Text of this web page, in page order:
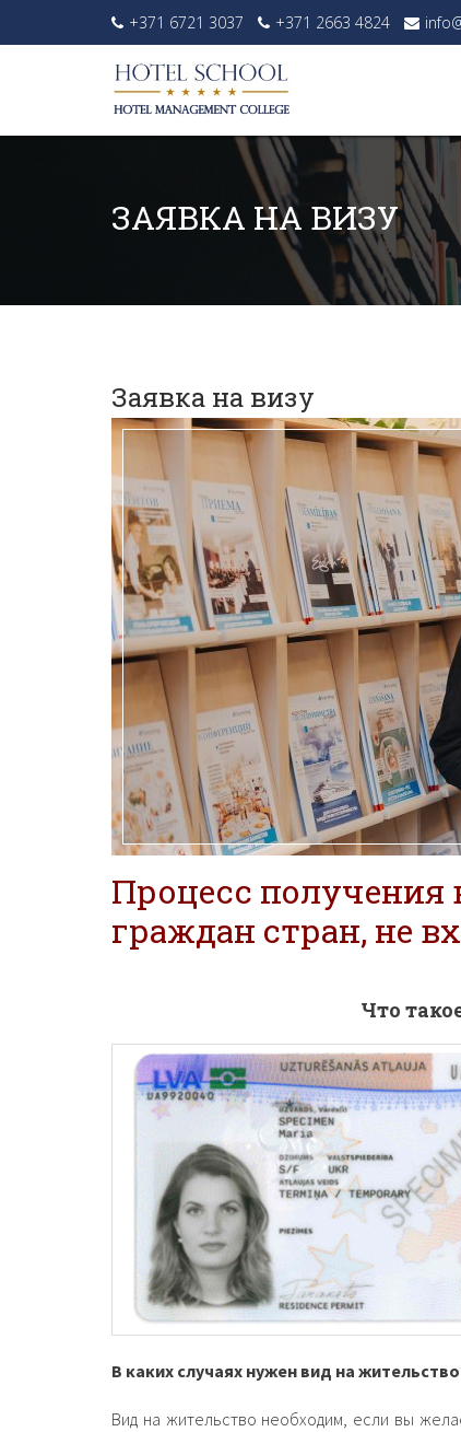
+371 6721 3037 +371 2663 4824
ЗАЯВКА НА ВИЗУ
Заявка на визу
Процесс получения
граждан стран, не
Что
В каких случаях нужен вид на
Вид на жительство необходим, если вы